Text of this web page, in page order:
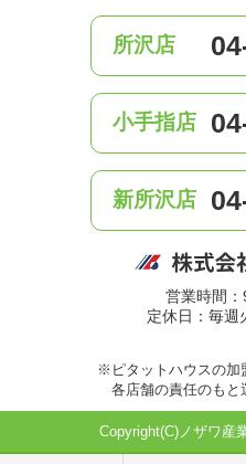
所沢店
小手指店
新所沢店
営業時間
定休日：毎週
※ピタットハウスの加
各店舗の責任のもと
Copyright(C)ノザワ産